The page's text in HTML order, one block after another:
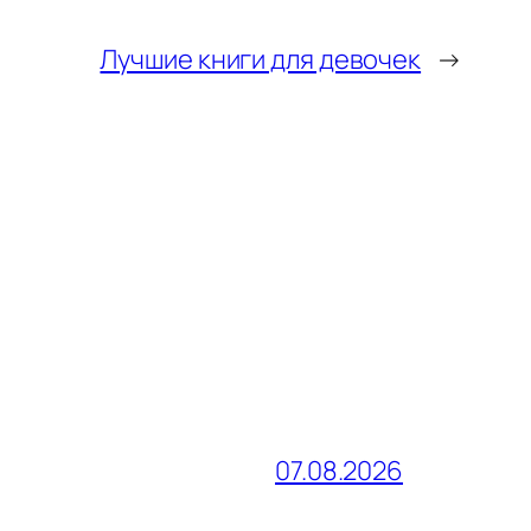
Лучшие книги для девочек →
07.08.2026